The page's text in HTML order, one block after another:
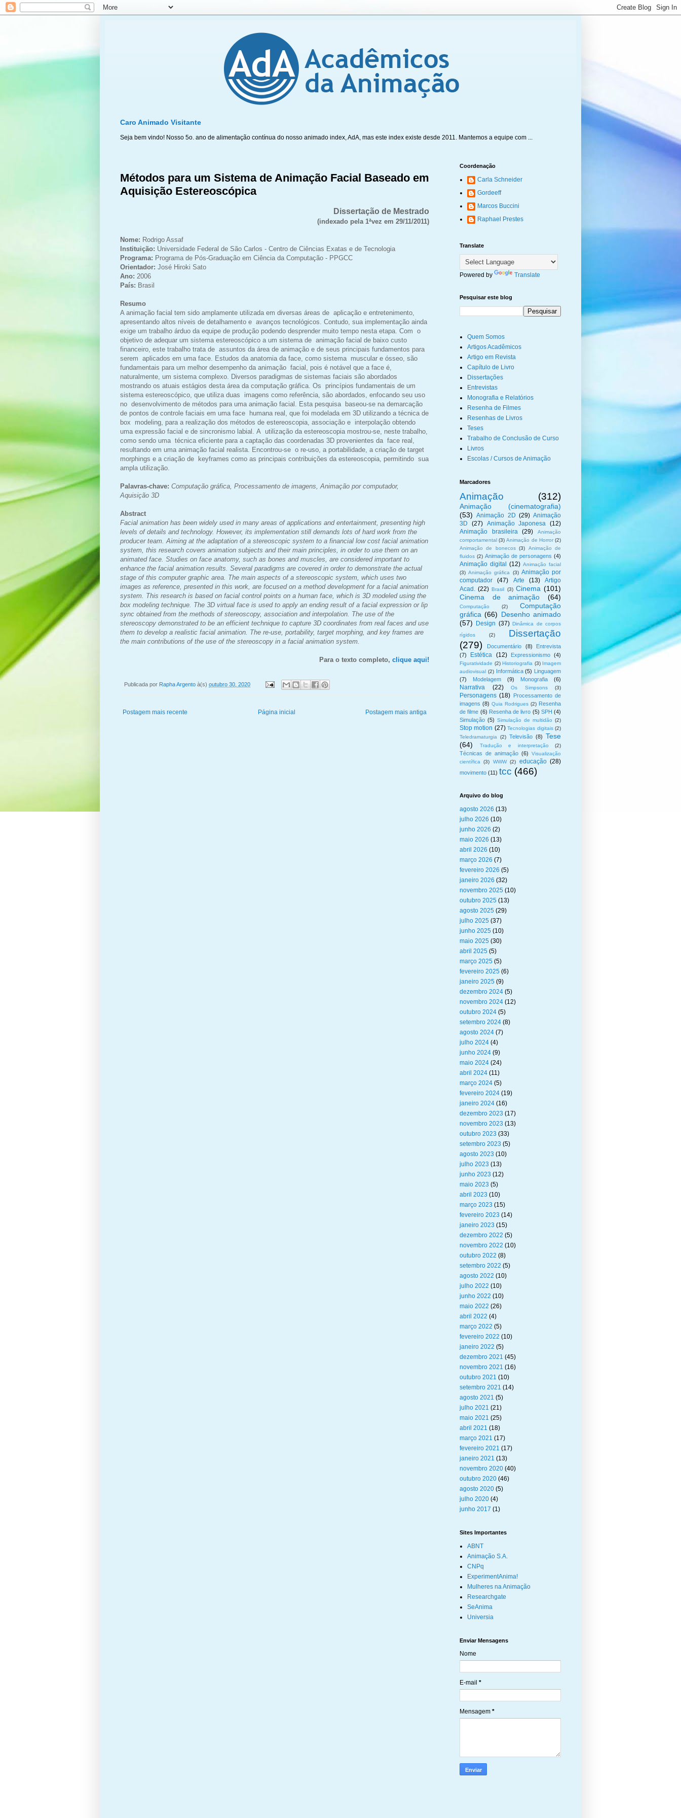
Caro Animado Visitante
Seja bem vindo! Nosso 5o. ano de alimentação contínua do nosso animado index, AdA, mas este index existe desde 2011. Mantemos a equipe com ...
Métodos para um Sistema de Animação Facial Baseado em
Aquisição Estereoscópica
Dissertação de Mestrado
(indexado pela 1ªvez em 29/11/2011)
Nome: Rodrigo Assaf
Instituição: Universidade Federal de São Carlos - Centro de Ciências Exatas e de Tecnologia
Programa: Programa de Pós-Graduação em Ciência da Computação - PPGCC
Orientador: José Hiroki Sato
Ano: 2006
País: Brasil
Resumo
A animação facial tem sido amplamente utilizada em diversas áreas de aplicação e entretenimento,
apresentando altos níveis de detalhamento e avanços tecnológicos. Contudo, sua implementação ainda
exige um trabalho árduo da equipe de produção podendo desprender muito tempo nesta etapa. Com o
objetivo de adequar um sistema estereoscópico a um sistema de animação facial de baixo custo
financeiro, este trabalho trata de assuntos da área de animação e de seus principais fundamentos para
serem aplicados em uma face. Estudos da anatomia da face, como sistema muscular e ósseo, são
fundamentais para um melhor desempenho da animação facial, pois é notável que a face é,
naturalmente, um sistema complexo. Diversos paradigmas de sistemas faciais são abordados
mostrando os atuais estágios desta área da computação gráfica. Os princípios fundamentais de um
sistema estereoscópico, que utiliza duas imagens como referência, são abordados, enfocando seu uso
no desenvolvimento de métodos para uma animação facial. Esta pesquisa baseou-se na demarcação
de pontos de controle faciais em uma face humana real, que foi modelada em 3D utilizando a técnica de
box modeling, para a realização dos métodos de estereoscopia, associação e interpolação obtendo
uma expressão facial e de sincronismo labial. A utilização da estereoscopia mostrou-se, neste trabalho,
como sendo uma técnica eficiente para a captação das coordenadas 3D provenientes da face real,
resultando em uma animação facial realista. Encontrou-se o re-uso, a portabilidade, a criação de target
morphings e a criação de keyframes como as principais contribuições da estereoscopia, permitindo sua
ampla utilização.
Palavras-chave: Computação gráfica, Processamento de imagens, Animação por computador,
Aquisição 3D
Abstract
Facial animation has been widely used in many areas of applications and entertainment, presenting high
levels of details and technology. However, its implementation still demands lots of hard work from the
producer team. Aiming at the adaptation of a stereoscopic system to a financial low cost facial animation
system, this research covers animation subjects and their main principles, in order to use them on an
animated face. Studies on face anatomy, such as bones and muscles, are considered important to
enhance the facial animation results. Several paradigms are covered in order to demonstrate the actual
stage of this computer graphic area. The main aspects of a stereoscopic system, which uses two
images as reference, presented in this work, are focused on a method development for a facial animation
system. This research is based on facial control points on a human face, which is 3D modeled using the
box modeling technique. The 3D virtual face is used to apply an ending result of a facial expression or lip
sync obtained from the methods of stereoscopy, association and interpolation. The use of the
stereoscopy demonstrated to be an efficient technique to capture 3D coordinates from real faces and use
them to develop a realistic facial animation. The re-use, portability, target morphing, and key frames are
the main contributions of the use of the stereoscopy in a facial animation system.
Para o texto completo, clique aqui!
Publicada por Rapha Argento à(s) outubro 30, 2020
Postagem mais recente Postagem mais antiga
Página inicial
Coordenação
Carla Schneider
Gordeeff
Marcos Buccini
Raphael Prestes
Translate
Powered by Translate
Pesquisar este blog
Quem Somos
Artigos Acadêmicos
Artigo em Revista
Capítulo de Livro
Dissertações
Entrevistas
Monografia e Relatórios
Resenha de Filmes
Resenhas de Livros
Teses
Trabalho de Conclusão de Curso
Livros
Escolas / Cursos de Animação
Marcadores
Animação (312)
Animação (cinematografia)
(53) Animação 2D (29) Animação
3D
(27) Animação Japonesa (12)
Animação brasileira
(29)
Animação
comportamental (3) Animação de Horror (2)
Animação de bonecos (3)
Animação de
fluidos (2) Animação de personagens (4)
Animação digital (12) Animação facial
(3) Animação gráfica (3) Animação por
computador
(47) Arte (13)
Artigo
Acad. (22) Brasil (3) Cinema (101)
Cinema de animação
(64)
Computação (2)
Computação
gráfica (66) Desenho animado
(57)
Design (37) Dinâmica de corpos
rígidos
(2)
Dissertação
(279)
Documentário (8)
Entrevista
(7)
Estética (12) Expressionismo (4)
Figuratividade (2) Historiografia (3) Imagem
audiovisual (2) Informática (5) Linguagem
(7)
Modelagem (9) Monografia (6)
Narrativa (22) Os Simpsons (3)
Personagens (18) Processamento de
imagens (8) Quia Rodrigues (2) Resenha
de filme (6) Resenha de livro (5) SPH (4)
Simulação (5) Simulação de multidão (2)
Stop motion (27) Tecnologias digitais (2)
Teledramaturgia
(2) Televisão (8) Tese
(64)
Tradução e interpretação (2)
Técnicas de animação (6)
Visualização
científica
(3) WWW (2) educação (28)
movimento (11) tcc (466)
Arquivo do blog
agosto 2026 (13)
julho 2026 (10)
junho 2026 (2)
maio 2026 (13)
abril 2026 (10)
março 2026 (7)
fevereiro 2026 (5)
janeiro 2026 (32)
novembro 2025 (10)
outubro 2025 (13)
agosto 2025 (29)
julho 2025 (37)
junho 2025 (10)
maio 2025 (30)
abril 2025 (5)
março 2025 (5)
fevereiro 2025 (6)
janeiro 2025 (9)
dezembro 2024 (5)
novembro 2024 (12)
outubro 2024 (5)
setembro 2024 (8)
agosto 2024 (7)
julho 2024 (4)
junho 2024 (9)
maio 2024 (24)
abril 2024 (11)
março 2024 (5)
fevereiro 2024 (19)
janeiro 2024 (16)
dezembro 2023 (17)
novembro 2023 (13)
outubro 2023 (33)
setembro 2023 (5)
agosto 2023 (10)
julho 2023 (13)
junho 2023 (12)
maio 2023 (5)
abril 2023 (10)
março 2023 (15)
fevereiro 2023 (14)
janeiro 2023 (15)
dezembro 2022 (5)
novembro 2022 (10)
outubro 2022 (8)
setembro 2022 (5)
agosto 2022 (10)
julho 2022 (10)
junho 2022 (10)
maio 2022 (26)
abril 2022 (4)
março 2022 (5)
fevereiro 2022 (10)
janeiro 2022 (5)
dezembro 2021 (45)
novembro 2021 (16)
outubro 2021 (10)
setembro 2021 (14)
agosto 2021 (5)
julho 2021 (21)
maio 2021 (25)
abril 2021 (18)
março 2021 (17)
fevereiro 2021 (17)
janeiro 2021 (13)
novembro 2020 (40)
outubro 2020 (46)
agosto 2020 (5)
julho 2020 (4)
junho 2017 (1)
Sites Importantes
ABNT
Animação S.A.
CNPq
ExperimentAnima!
Mulheres na Animação
Researchgate
SeAnima
Universia
Enviar Mensagens
Nome
E-mail *
Mensagem *